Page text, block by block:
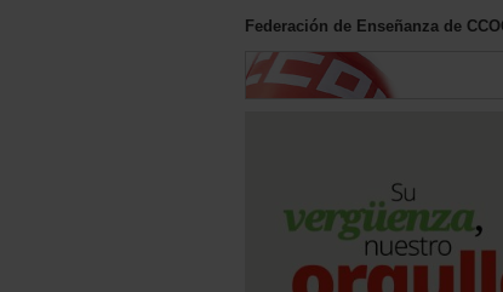
Federación de Enseñanza de